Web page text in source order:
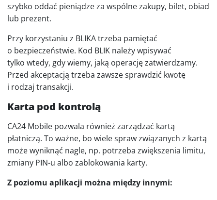
szybko oddać pieniądze za wspólne zakupy, bilet, obiad
lub prezent.
Przy korzystaniu z BLIKA trzeba pamiętać
o bezpieczeństwie. Kod BLIK należy wpisywać
tylko wtedy, gdy wiemy, jaką operację zatwierdzamy.
Przed akceptacją trzeba zawsze sprawdzić kwotę
i rodzaj transakcji.
Karta pod kontrolą
CA24 Mobile pozwala również zarządzać kartą
płatniczą. To ważne, bo wiele spraw związanych z kartą
może wyniknąć nagle, np. potrzeba zwiększenia limitu,
zmiany PIN-u albo zablokowania karty.
Z poziomu aplikacji można między innymi: